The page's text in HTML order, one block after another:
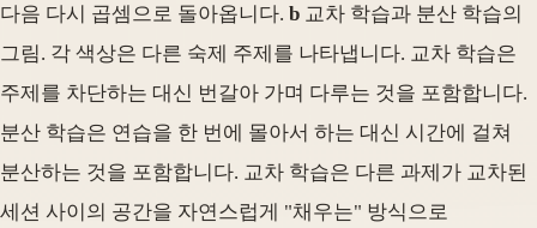
다음 다시 곱셈으로 돌아옵니다. b 교차 학습과 분산 학습의
그림. 각 색상은 다른 숙제 주제를 나타냅니다. 교차 학습은
주제를 차단하는 대신 번갈아 가며 다루는 것을 포함합니다.
분산 학습은 연습을 한 번에 몰아서 하는 대신 시간에 걸쳐
분산하는 것을 포함합니다. 교차 학습은 다른 과제가 교차된
세션 사이의 공간을 자연스럽게 "채우는" 방식으로